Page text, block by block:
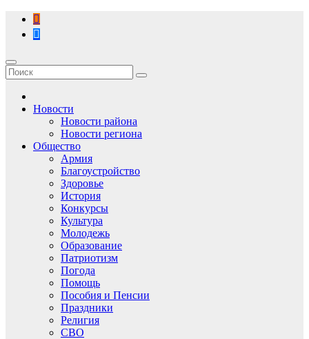
Перейти
содержимому
Новости
Новости района
Новости региона
Общество
Армия
Благоустройство
Здоровье
История
Конкурсы
Культура
Молодежь
Образование
Патриотизм
Погода
Помощь
Пособия и Пенсии
Праздники
Религия
СВО